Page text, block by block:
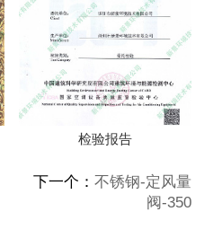
检验报告
下一个： 不锈钢-定风量
阀-350